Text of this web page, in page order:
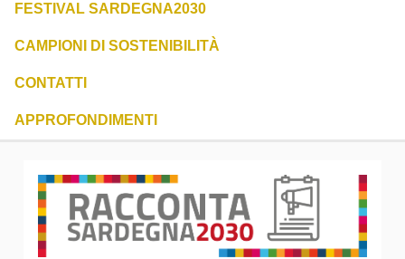
FESTIVAL SARDEGNA2030
CAMPIONI DI SOSTENIBILITÀ
CONTATTI
APPROFONDIMENTI